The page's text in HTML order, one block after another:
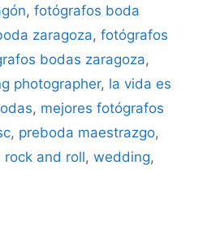
, fotógrafos boda
zaragoza, fotógrafos
bodas zaragoza,
photographer, la vida es
, mejores fotógrafos
, preboda maestrazgo,
rock and roll, wedding,